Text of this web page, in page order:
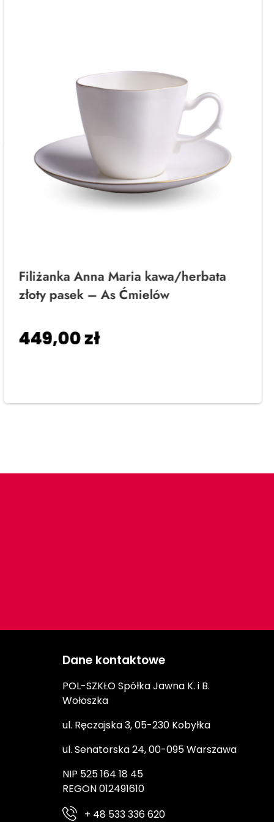
Filiżanka Anna Maria kawa/herbata
złoty pasek – As Ćmielów
449,00zł
Dane kontaktowe
POL-SZKŁO Spółka Jawna K. i B.
Wołoszka
ul. Ręczajska 3, 05-230 Kobyłka
ul. Senatorska 24, 00-095 Warszawa
NIP 525 164 18 45
REGON 012491610
+ 48 533 336 620